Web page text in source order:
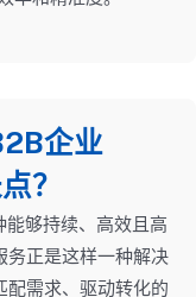
企业
？
够持续、高效且高
务正是这样一种解决
配需求、驱动转化的